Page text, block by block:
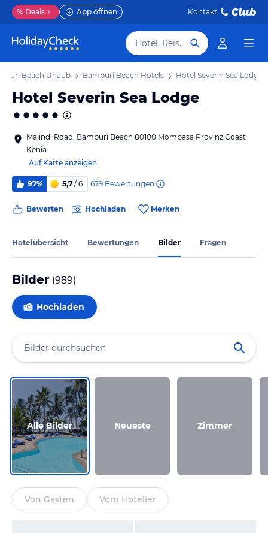
% Deals App öffnen Kontakt
Hotel, Reiseziel
Beach Urlaub Bamburi Beach Hotels Hotel Severin Sea Lodge
Hotel Severin Sea Lodge
Malindi Road, Bamburi Beach 80100 Mombasa Provinz Coast
Kenia
Auf Karte anzeigen
97% 5,7 / 6 679 Bewertungen
Bewerten Hochladen Merken
Hotelübersicht Bewertungen Bilder Fragen
Bilder (989)
Hochladen
Alle Bilder Neueste Zimmer
Von Gästen Vom Hotelier